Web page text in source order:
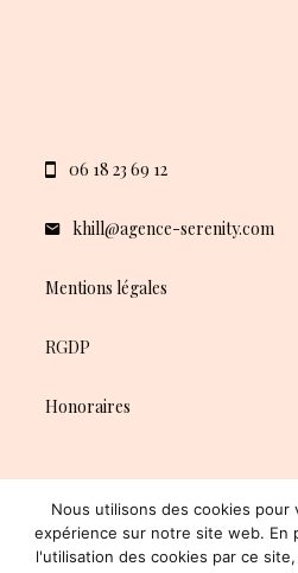
06 18 23 69 12
khill@agence-serenity.com
Mentions légales
RGDP
Honoraires
Nous utilisons des cookies pour
expérience sur notre site web. En
l'utilisation des cookies par ce